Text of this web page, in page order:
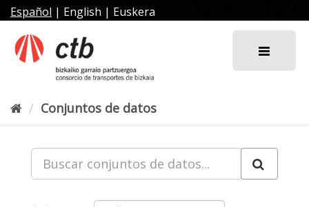
al
contenido
Español | English | Euskera
Conjuntos de datos